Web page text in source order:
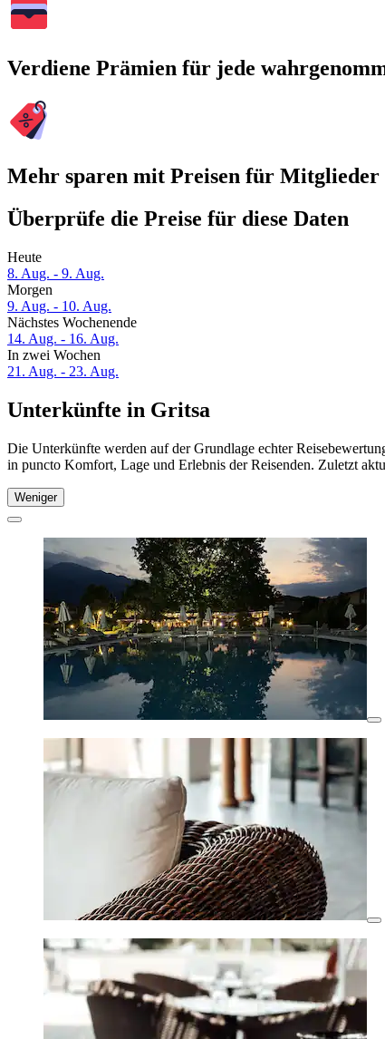
Verdiene Prämien für jede
Mehr sparen mit Preisen für Mitglieder
Überprüfe die Preise für diese Daten
Heute
8. Aug. - 9. Aug.
Morgen
9. Aug. - 10. Aug.
Nächstes Wochenende
14. Aug. - 16. Aug.
In zwei Wochen
21. Aug. - 23. Aug.
Unterkünfte in Gritsa
Die Unterkünfte werden auf der Grundlage echter
in puncto Komfort, Lage und Erlebnis der Reisenden. Zuletzt
Weniger